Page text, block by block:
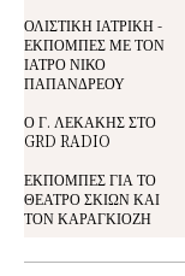
ΟΛΙΣΤΙΚΗ ΙΑΤΡΙΚΗ -
ΕΚΠΟΜΠΕΣ ΜΕ ΤΟΝ
ΙΑΤΡΟ ΝΙΚΟ
ΠΑΠΑΝΔΡΕΟΥ
Ο Γ. ΛΕΚΑΚΗΣ ΣΤΟ
GRD RADIO
ΕΚΠΟΜΠΕΣ ΓΙΑ ΤΟ
ΘΕΑΤΡΟ ΣΚΙΩΝ ΚΑΙ
ΤΟΝ ΚΑΡΑΓΚΙΟΖΗ